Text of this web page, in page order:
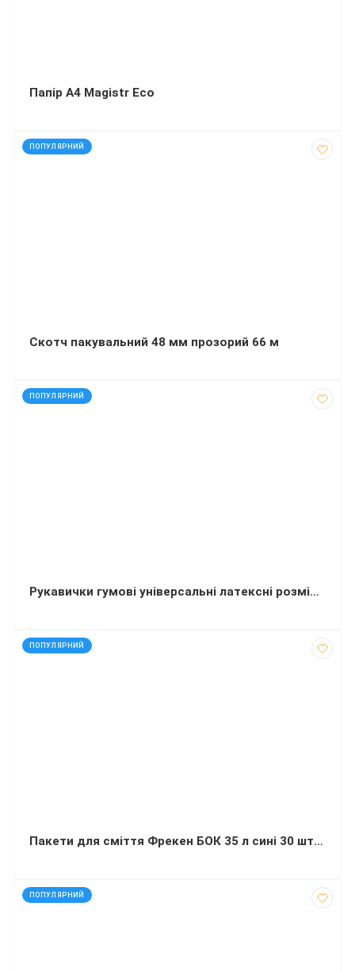
Папір А4 Magistr Eco
ПОПУЛЯРНИЙ
код: 928125
Скотч пакувальний 48 мм прозорий 66 м
ПОПУЛЯРНИЙ
код: 927672
Рукавички гумові універсальні латексні розмір М
ПОПУЛЯРНИЙ
код: 272714
Пакети для сміття Фрекен БОК 35 л сині 30 штук
ПОПУЛЯРНИЙ
код: 927265